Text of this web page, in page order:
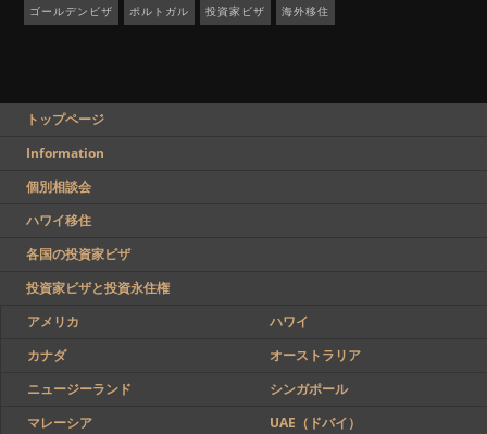
ゴールデンビザ ポルトガル 投資家ビザ 海外移住
トップページ
Information
個別相談会
ハワイ移住
各国の投資家ビザ
投資家ビザと投資永住権
アメリカ
ハワイ
カナダ
オーストラリア
ニュージーランド
シンガポール
マレーシア
UAE（ドバイ）